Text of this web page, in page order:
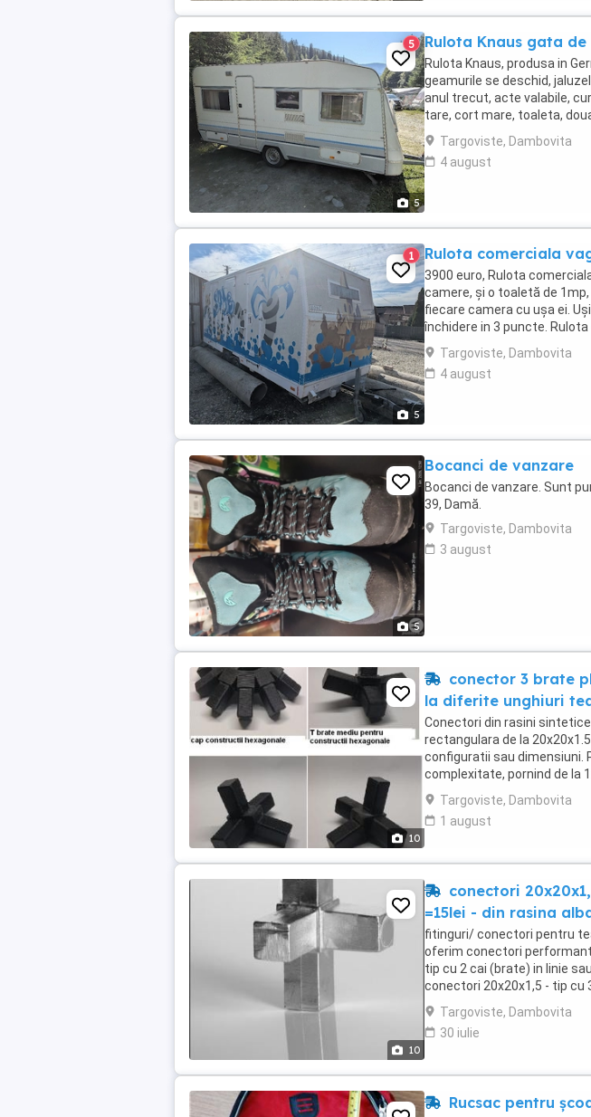
5
5 Rulota Knaus gata de
Rulota Knaus, produsa in
geamurile se deschid,
anul trecut, acte valabile,
tare, cort mare, toaleta,
poate vedea langa ...
Targoviste, Dambovita
4 august
5
1 Rulota comerciala
3900 euro, Rulota
camere, și o toaletă de
fiecare camera cu ușa ei.
închidere in 3 puncte.
dorință și necesarul
Targoviste, Dambovita
4 august
5
Bocanci de vanzare
Bocanci de vanzare. Sunt
39, Damă.
Targoviste, Dambovita
3 august
10
conector 3 brate
la diferite unghiuri
Conectori din rasini
rectangulara de la
configuratii sau dimensiuni.
complexitate, pornind de la
configuratii si dimensiuni, si
Targoviste, Dambovita
1 august
10
conectori
=15lei - din rasina
fitinguri/ conectori pentru
oferim conectori
tip cu 2 cai (brate) in linie
conectori 20x20x1,5 - tip cu
(90grade)=12lei 1 ...
Targoviste, Dambovita
30 iulie
Rucsac pentru